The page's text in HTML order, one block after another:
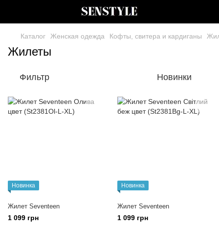
Каталог Женская одежда Кофты, свитера и кардиганы
Жилеты
Фильтр Новинки
Новинка
Жилет Seventeen
1 099 грн
Новинка
Жилет Seventeen
1 099 грн